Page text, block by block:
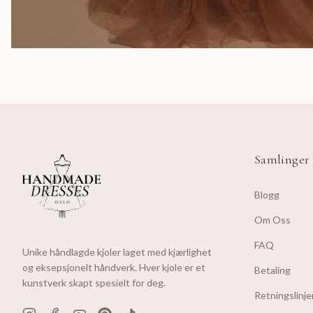
Unike håndlagde kjoler laget med kjærlighet
og eksepsjonelt håndverk. Hver kjole er et
kunstverk skapt spesielt for deg.
Samlinger
Blogg
Om Oss
FAQ
Betaling